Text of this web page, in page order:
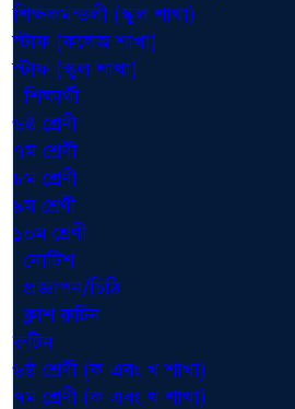
শিক্ষকমন্ডলী (স্কুল শাখা)
স্টাফ (কলেজ শাখা)
স্টাফ (স্কুল শাখা)
শিক্ষার্থী
৬ষ্ঠ শ্রেণী
৭ম শ্রেণী
৮ম শ্রেণী
৯ম শ্রেণী
১০ম শ্রেণী
নোটিশ
প্রজ্ঞাপন/চিঠি
ক্লাশ রুটিন
রুটিন
৬ষ্ঠ শ্রেণী (ক এবং খ শাখা)
৭ম শ্রেণী (ক এবং খ শাখা)